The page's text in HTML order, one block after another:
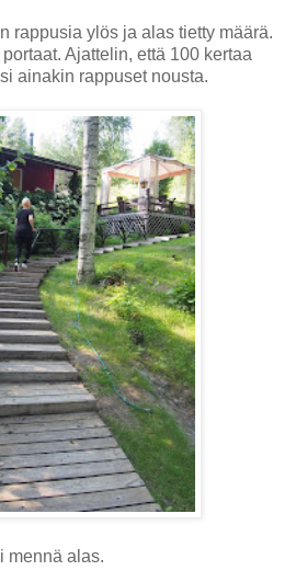
rappusia ylös ja alas tietty määrä.
Ajattelin, että 100 kertaa
ainakin rappuset nousta.
mennä alas.